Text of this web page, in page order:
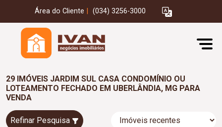
Área do Cliente (034) 3256-3000
29 IMÓVEIS JARDIM SUL CASA CONDOMÍNIO OU
LOTEAMENTO FECHADO EM UBERLÂNDIA, MG PARA
VENDA
Refinar Pesquisa